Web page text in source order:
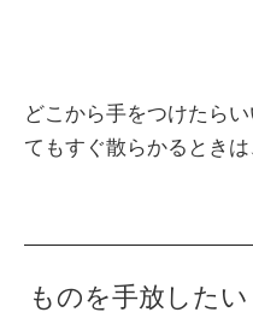
どこから手をつけたら
てもすぐ散らかるときは
ものを手放したい